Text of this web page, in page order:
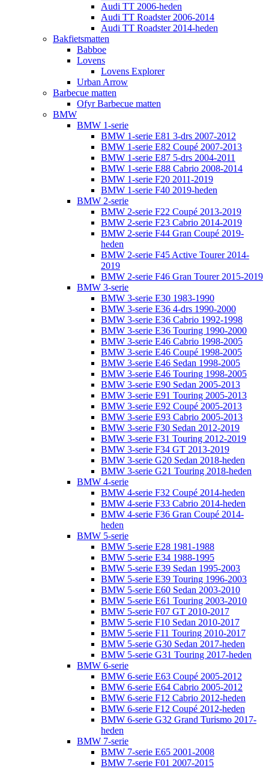
Audi TT 2006-heden
Audi TT Roadster 2006-2014
Audi TT Roadster 2014-heden
Bakfietsmatten
Babboe
Lovens
Lovens Explorer
Urban Arrow
Barbecue matten
Ofyr Barbecue matten
BMW
BMW 1-serie
BMW 1-serie E81 3-drs 2007-2012
BMW 1-serie E82 Coupé 2007-2013
BMW 1-serie E87 5-drs 2004-2011
BMW 1-serie E88 Cabrio 2008-2014
BMW 1-serie F20 2011-2019
BMW 1-serie F40 2019-heden
BMW 2-serie
BMW 2-serie F22 Coupé 2013-2019
BMW 2-serie F23 Cabrio 2014-2019
BMW 2-serie F44 Gran Coupé 2019-
heden
BMW 2-serie F45 Active Tourer 2014-
2019
BMW 2-serie F46 Gran Tourer 2015-2019
BMW 3-serie
BMW 3-serie E30 1983-1990
BMW 3-serie E36 4-drs 1990-2000
BMW 3-serie E36 Cabrio 1992-1998
BMW 3-serie E36 Touring 1990-2000
BMW 3-serie E46 Cabrio 1998-2005
BMW 3-serie E46 Coupé 1998-2005
BMW 3-serie E46 Sedan 1998-2005
BMW 3-serie E46 Touring 1998-2005
BMW 3-serie E90 Sedan 2005-2013
BMW 3-serie E91 Touring 2005-2013
BMW 3-serie E92 Coupé 2005-2013
BMW 3-serie E93 Cabrio 2005-2013
BMW 3-serie F30 Sedan 2012-2019
BMW 3-serie F31 Touring 2012-2019
BMW 3-serie F34 GT 2013-2019
BMW 3-serie G20 Sedan 2018-heden
BMW 3-serie G21 Touring 2018-heden
BMW 4-serie
BMW 4-serie F32 Coupé 2014-heden
BMW 4-serie F33 Cabrio 2014-heden
BMW 4-serie F36 Gran Coupé 2014-
heden
BMW 5-serie
BMW 5-serie E28 1981-1988
BMW 5-serie E34 1988-1995
BMW 5-serie E39 Sedan 1995-2003
BMW 5-serie E39 Touring 1996-2003
BMW 5-serie E60 Sedan 2003-2010
BMW 5-serie E61 Touring 2003-2010
BMW 5-serie F07 GT 2010-2017
BMW 5-serie F10 Sedan 2010-2017
BMW 5-serie F11 Touring 2010-2017
BMW 5-serie G30 Sedan 2017-heden
BMW 5-serie G31 Touring 2017-heden
BMW 6-serie
BMW 6-serie E63 Coupé 2005-2012
BMW 6-serie E64 Cabrio 2005-2012
BMW 6-serie F12 Cabrio 2012-heden
BMW 6-serie F12 Coupé 2012-heden
BMW 6-serie G32 Grand Turismo 2017-
heden
BMW 7-serie
BMW 7-serie E65 2001-2008
BMW 7-serie F01 2007-2015